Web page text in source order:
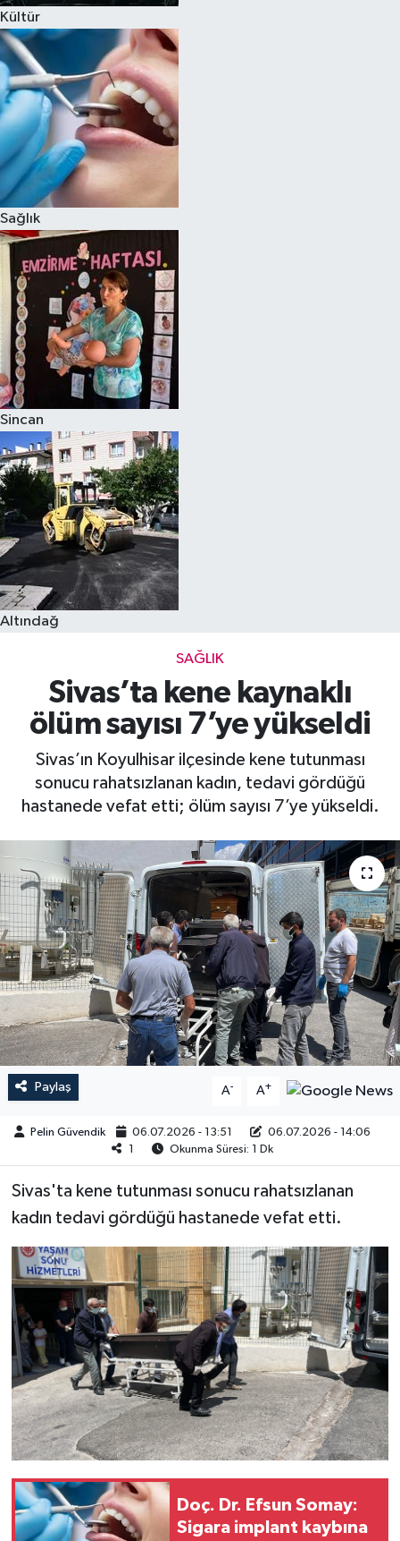
Kültür
Sağlık
Sincan
Altındağ
SAĞLIK
Sivas’ta kene kaynaklı
ölüm sayısı 7’ye yükseldi
Sivas’ın Koyulhisar ilçesinde kene tutunması
sonucu rahatsızlanan kadın, tedavi gördüğü
hastanede vefat etti; ölüm sayısı 7’ye yükseldi.
Paylaş A- A+
Pelin Güvendik 06.07.2026 - 13:51
06.07.2026 - 14:06
1
Okunma Süresi: 1 Dk
Sivas'ta kene tutunması sonucu rahatsızlanan
kadın tedavi gördüğü hastanede vefat etti.
Doç. Dr. Efsun Somay:
Sigara implant kaybına